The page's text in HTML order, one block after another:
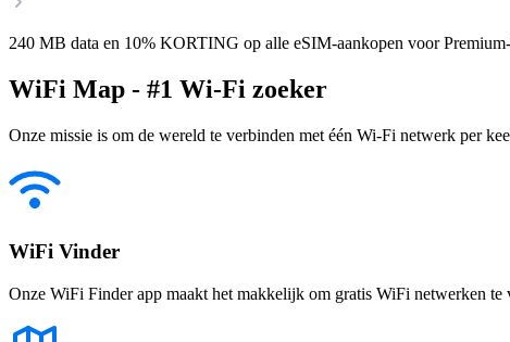
240 MB data en 10% KORTING op alle eSIM-aankopen voor
WiFi Map - #1 Wi-Fi zoeker
Onze missie is om de wereld te verbinden met één Wi-Fi netwerk per
WiFi Vinder
Onze WiFi Finder app maakt het makkelijk om gratis WiFi netwerken